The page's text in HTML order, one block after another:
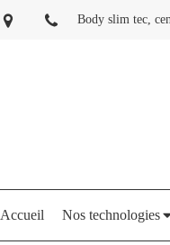
Body slim tec,
Accueil Nos technologies